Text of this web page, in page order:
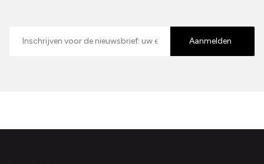
mailadres
Aanmelden